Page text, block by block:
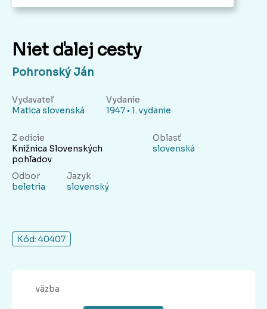
Niet ďalej cesty
Pohronský Ján
Vydavateľ
Matica slovenská
Vydanie
1947 • 1. vydanie
Z edície
Knižnica Slovenských
pohľadov
Oblasť
slovenská
Odbor
beletria
Jazyk
slovenský
Kód: 40407
väzba